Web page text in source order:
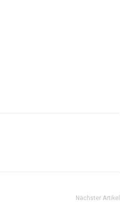
Nächster Artikel